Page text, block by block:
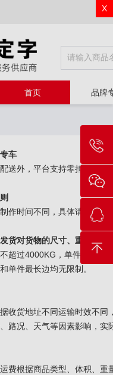
X
首页 品牌
车
送外，平台支持零担快运
作时间不同，具体请咨询
货对货物的尺寸、重量限制
超过4000KG，单件最长边
单件最长边均无限制。
收货地址不同运输时效不
路况、天气等因素影响，
费根据商品类型、体积、